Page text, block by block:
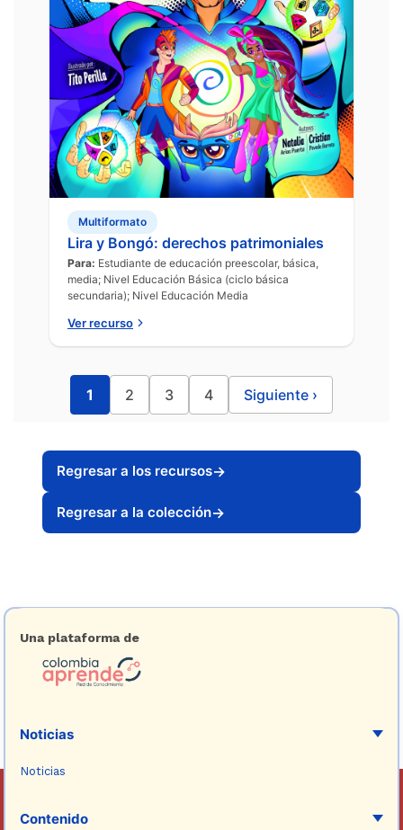
Multiformato
Lira y Bongó: derechos patrimoniales
Para: Estudiante de educación preescolar, básica,
media; Nivel Educación Básica (ciclo básica
secundaria); Nivel Educación Media
Ver recurso
1 2 3 4 Siguiente ›
Regresar a los recursos→
Regresar a la colección→
Una plataforma de
Noticias
Noticias
Contenido